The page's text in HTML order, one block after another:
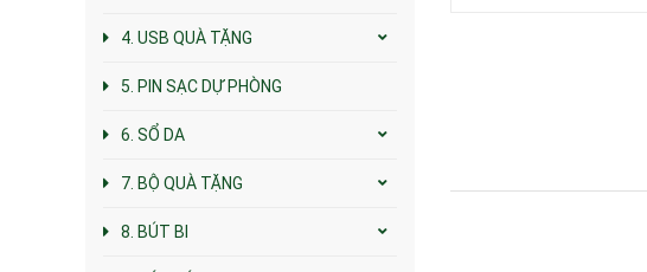
4. USB QUÀ TẶNG
5. PIN SẠC DỰ PHÒNG
6. SỔ DA
7. BỘ QUÀ TẶNG
8. BÚT BI